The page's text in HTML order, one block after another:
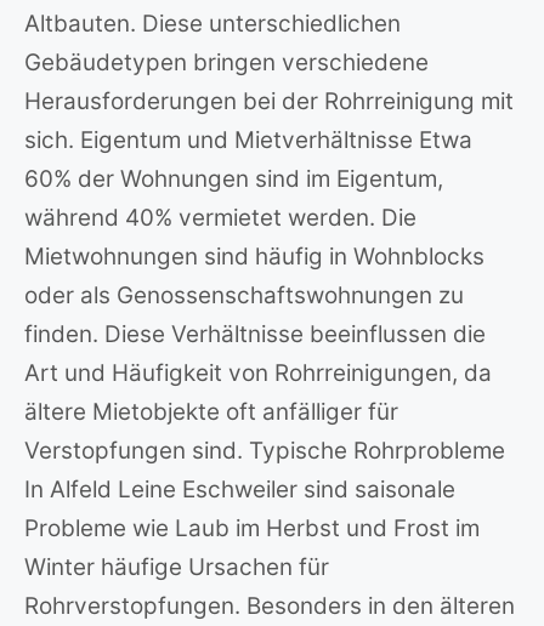
Altbauten. Diese unterschiedlichen
Gebäudetypen bringen verschiedene
Herausforderungen bei der Rohrreinigung mit
sich. Eigentum und Mietverhältnisse Etwa
60% der Wohnungen sind im Eigentum,
während 40% vermietet werden. Die
Mietwohnungen sind häufig in Wohnblocks
oder als Genossenschaftswohnungen zu
finden. Diese Verhältnisse beeinflussen die
Art und Häufigkeit von Rohrreinigungen, da
ältere Mietobjekte oft anfälliger für
Verstopfungen sind. Typische Rohrprobleme
In Alfeld Leine Eschweiler sind saisonale
Probleme wie Laub im Herbst und Frost im
Winter häufige Ursachen für
Rohrverstopfungen. Besonders in den älteren